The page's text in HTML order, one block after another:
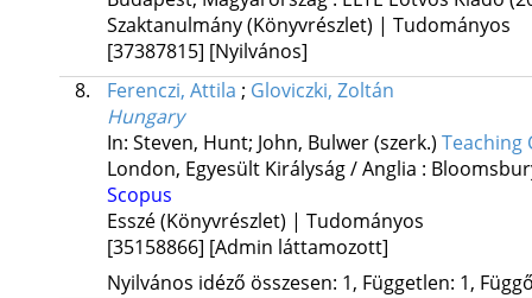
Szaktanulmány (Könyvrészlet) | Tudományos
[37387815] [Nyilvános]
8.
Ferenczi, Attila ; Gloviczki, Zoltán
Hungary
In: Steven, Hunt; John, Bulwer (szerk.) Teaching
London, Egyesült Királyság / Anglia :
Scopus
Esszé (Könyvrészlet) | Tudományos
[35158866] [Admin láttamozott]
Nyilvános idéző összesen: 1, Független: 1,